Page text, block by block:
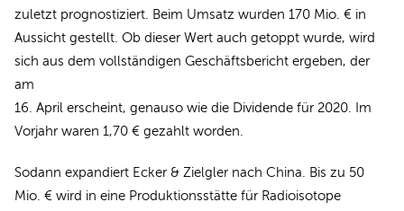
zuletzt prognostiziert. Beim Umsatz wurden 170 Mio. € in
Aussicht gestellt. Ob dieser Wert auch getoppt wurde, wird
sich aus dem vollständigen Geschäftsbericht ergeben, der
am
16. April erscheint, genauso wie die Dividende für 2020. Im
Vorjahr waren 1,70 € gezahlt worden.
Sodann expandiert Ecker & Zielgler nach China. Bis zu 50
Mio. € wird in eine Produktionsstätte für Radioisotope